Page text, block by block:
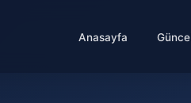
Anasayfa